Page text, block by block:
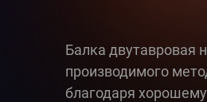
Балка двутавровая
производимого
благодаря